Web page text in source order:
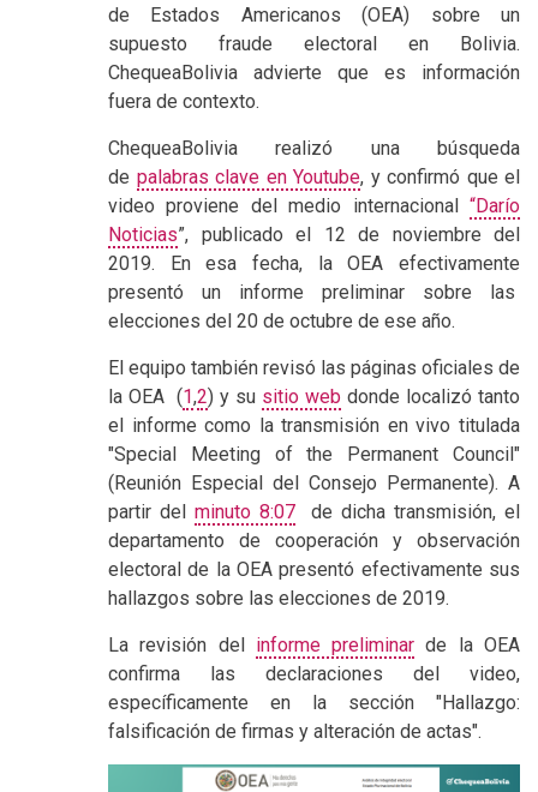
de Estados Americanos (OEA) sobre un
supuesto fraude electoral en Bolivia.
ChequeaBolivia advierte que es información
fuera de contexto.
ChequeaBolivia realizó una búsqueda
de palabras clave en Youtube, y confirmó que el
video proviene del medio internacional “Darío
Noticias”, publicado el 12 de noviembre del
2019. En esa fecha, la OEA efectivamente
presentó un informe preliminar sobre las
elecciones del 20 de octubre de ese año.
El equipo también revisó las páginas oficiales de
la OEA (1,2) y su sitio web donde localizó tanto
el informe como la transmisión en vivo titulada
"Special Meeting of the Permanent Council"
(Reunión Especial del Consejo Permanente). A
partir del minuto 8:07de dicha transmisión, el
departamento de cooperación y observación
electoral de la OEA presentó efectivamente sus
hallazgos sobre las elecciones de 2019.
La revisión del informe preliminar de la OEA
confirma las declaraciones del video,
específicamente en la sección "Hallazgo:
falsificación de firmas y alteración de actas".